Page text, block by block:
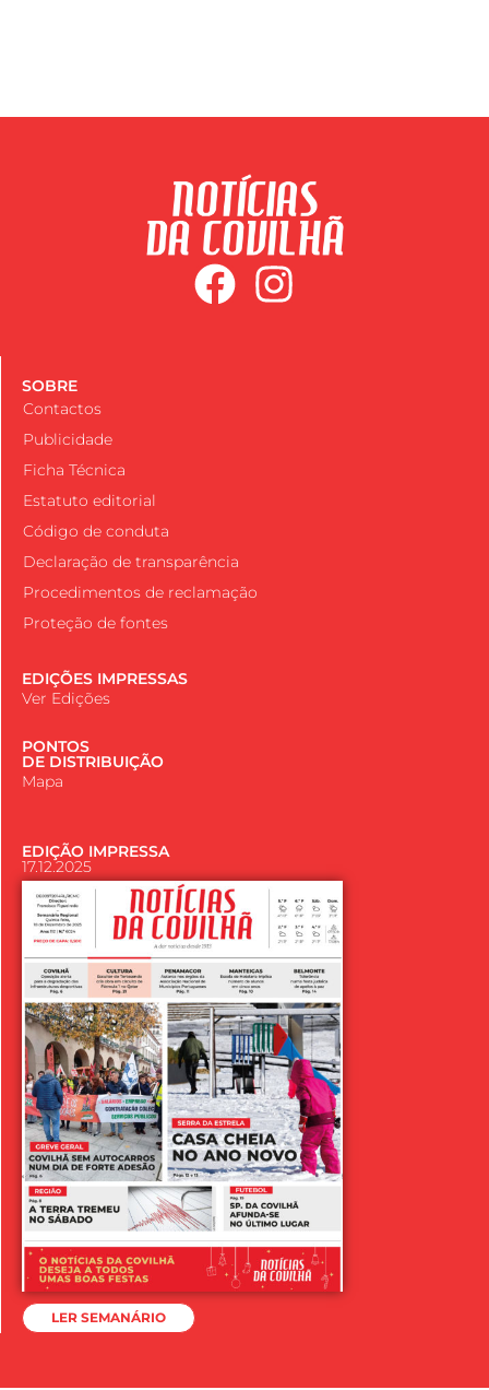
SOBRE
Contactos
Publicidade
Ficha Técnica
Estatuto editorial
Código de conduta
Declaração de transparência
Procedimentos de reclamação
Proteção de fontes
EDIÇÕES IMPRESSAS
Ver Edições
PONTOS
DE DISTRIBUIÇÃO
Mapa
EDIÇÃO IMPRESSA
17.12.2025
LER SEMANÁRIO